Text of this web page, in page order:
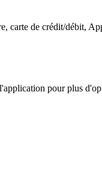
carte de crédit/débit,
pour plus